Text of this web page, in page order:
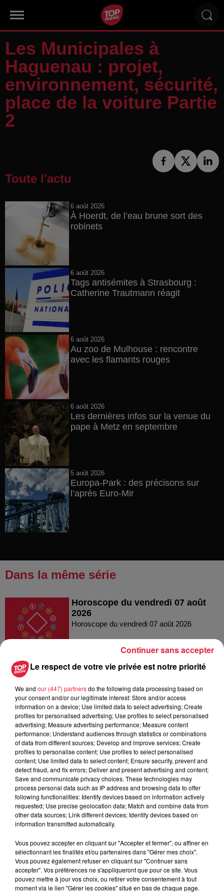
Les Municipales à
Haguenau : projet,
environnement, sécurité,
place de la voiture Partie
2
Toute l'actu
6 août 2026
À Hoerdt, de l’eau brune sort des
robinets
6 août 2026
Tags antisémites à Strasbourg :
Catherine Trautmann réagit
6 août 2026
Au zoo de Mulhouse : rencontre
avec les flamants rouges
6 août 2026
Les dernières infos sur la venue du
pape à Metz en septembre
5 août 2026
Europa-Park : des précisons sur
l’après Euro-Mir
Dans la même série
Horoscope du vendredi 07 août
2026
Horoscope du vendredi 07 août 2026
Le Mix de Nono #167
Horoscope du jeudi 6 août 2026
Horoscope du jeudi 6 août 2026
Le Mix de Nono #166
Le Mix de Nono #166
Le Mix de Nono #165
Le Mix de Nono #165
Le respect de votre vie privée est notre priorité
We and our (447) partnersdo the following data processing based on
your consent and/or our legitimate interest: Store and/or access
information on a device; Use limited data to select advertising; Create
profiles for personalised advertising; Use profiles to select personalised
advertising; Measure advertising performance; Measure content
performance; Understand audiences through statistics or combinations
of data from different sources; Develop and improve services; Create
profiles to personalise content; Use profiles to select personalised
content; Use limited data to select content; Ensure security, prevent and
detect fraud, and fix errors; Deliver and present advertising and content;
Save and communicate privacy choices. These technologies may
process personal data such as IP address and browsing data to offer
following functionalities: Identify devices based on information actively
requested; Use precise geolocation data; Match and combine data from
other data sources; Link different devices; Identify devices based on
information transmitted automatically.
Vous pouvez accepter en cliquant sur "Accepter et fermer", ou affiner en
sélectionnant les finalités et/ou partenaires dans "Gérer mes choix".
Vous pouvez également refuser en cliquant sur "Continuer sans
accepter". Vos préférences ne s'appliqueront que pour ce site. Vous
pouvez mettre à jour vos choix, ou retirer votre consentement à tout
moment via le lien "Gérer les cookies" situé en bas de chaque page.
Continuer sans accepter